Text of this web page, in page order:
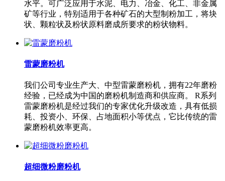
水平。可广泛应用于水泥、电力、冶金、化工、非金属
矿等行业，特别适用于各种矿石的大型制粉加工，将块
状、颗粒状及粉状原料磨成所要求的粉状物料。
雷蒙磨粉机
我们公司专业生产大、中型雷蒙磨粉机，拥有22年磨粉
经验，已经成为中国的磨粉机制造商和供应商。 R系列
雷蒙磨粉机是经过我们的专家优化升级改造，具有低损
耗、投资小、环保、占地面积小等优点，它比传统的雷
蒙磨粉机效率更高。
超细微粉磨粉机